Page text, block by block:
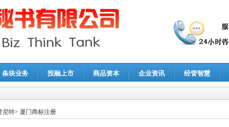
条块业务 投融上市 商品资本 企业资讯 经管智慧
尼特> 厦门商标注册